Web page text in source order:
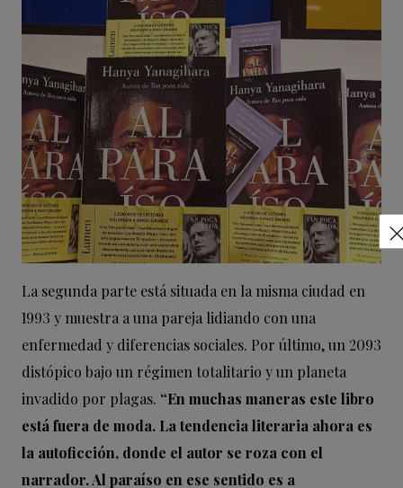
La segunda parte está situada en la misma ciudad en
1993 y muestra a una pareja lidiando con una
enfermedad y diferencias sociales. Por último, un 2093
distópico bajo un régimen totalitario y un planeta
invadido por plagas. “En muchas maneras este libro
está fuera de moda. La tendencia literaria ahora es
la autoficción, donde el autor se roza con el
narrador. Al paraíso en ese sentido es a